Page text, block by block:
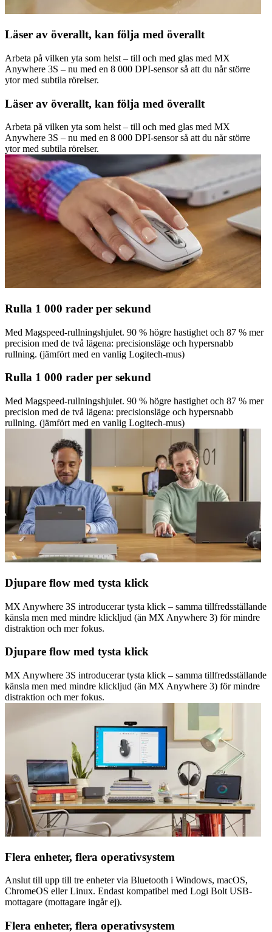
Läser av överallt, kan följa med överallt
Arbeta på vilken yta som helst – till och med glas med MX
Anywhere 3S – nu med en 8 000 DPI-sensor så att du når större
ytor med subtila rörelser.
Läser av överallt, kan följa med överallt
Arbeta på vilken yta som helst – till och med glas med MX
Anywhere 3S – nu med en 8 000 DPI-sensor så att du når större
ytor med subtila rörelser.
Rulla 1 000 rader per sekund
Med Magspeed-rullningshjulet. 90 % högre hastighet och 87 % mer
precision med de två lägena: precisionsläge och hypersnabb
rullning. (jämfört med en vanlig Logitech-mus)
Rulla 1 000 rader per sekund
Med Magspeed-rullningshjulet. 90 % högre hastighet och 87 % mer
precision med de två lägena: precisionsläge och hypersnabb
rullning. (jämfört med en vanlig Logitech-mus)
Djupare flow med tysta klick
MX Anywhere 3S introducerar tysta klick – samma tillfredsställande
känsla men med mindre klickljud (än MX Anywhere 3) för mindre
distraktion och mer fokus.
Djupare flow med tysta klick
MX Anywhere 3S introducerar tysta klick – samma tillfredsställande
känsla men med mindre klickljud (än MX Anywhere 3) för mindre
distraktion och mer fokus.
Flera enheter, flera operativsystem
Anslut till upp till tre enheter via Bluetooth i Windows, macOS,
ChromeOS eller Linux. Endast kompatibel med Logi Bolt USB-
mottagare (mottagare ingår ej).
Flera enheter, flera operativsystem